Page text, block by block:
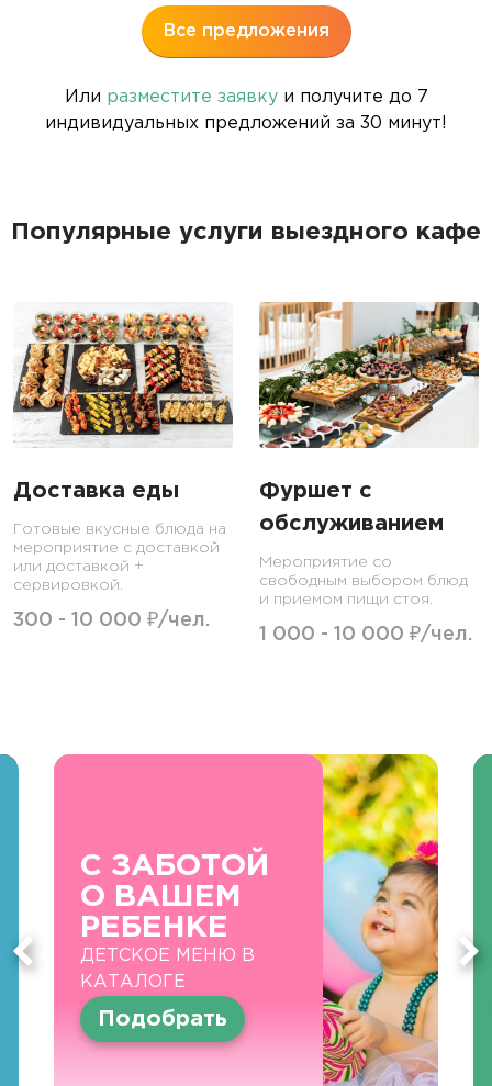
Все предложения
Или разместите заявкуи получите до 7
индивидуальных предложений за 30 минут!
Популярные услуги выездного кафе
Доставка еды
Готовые вкусные блюда на
мероприятие с доставкой
или доставкой +
сервировкой.
300 - 10 000 ₽/чел.
Фуршет с
обслуживанием
Мероприятие со
свободным выбором блюд
и приемом пищи стоя.
1 000 - 10 000 ₽/чел.
С ЗАБОТОЙ
О ВАШЕМ
РЕБЕНКЕ
ДЕТСКОЕ МЕНЮ В
КАТАЛОГЕ
Подобрать